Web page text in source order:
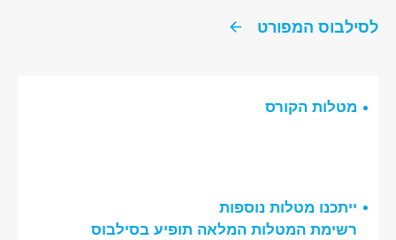
לסילבוס המפורט
מטלות הקורס
ייתכנו מטלות נוספות
רשימת המטלות המלאה תופיע בסילבוס